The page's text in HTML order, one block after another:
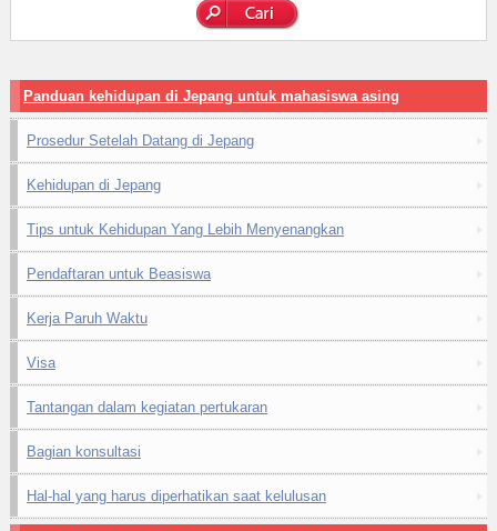
Panduan kehidupan di Jepang untuk mahasiswa asing
Prosedur Setelah Datang di Jepang
Kehidupan di Jepang
Tips untuk Kehidupan Yang Lebih Menyenangkan
Pendaftaran untuk Beasiswa
Kerja Paruh Waktu
Visa
Tantangan dalam kegiatan pertukaran
Bagian konsultasi
Hal-hal yang harus diperhatikan saat kelulusan